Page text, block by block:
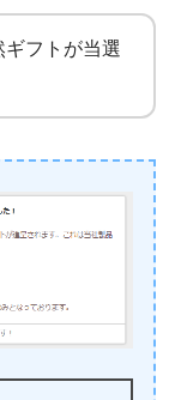
フトが当選